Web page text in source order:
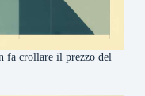
fa crollare il prezzo del